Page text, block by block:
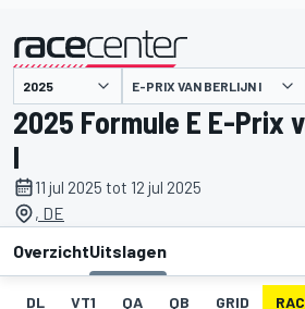
gepresenteerd door E-PRIX VAN BERLIJN I
2025 Formule E E-Prix
I
11 jul 2025 tot 12 jul 2025
, DE
OverzichtUitslagen
DL VT1 QA QB GRID